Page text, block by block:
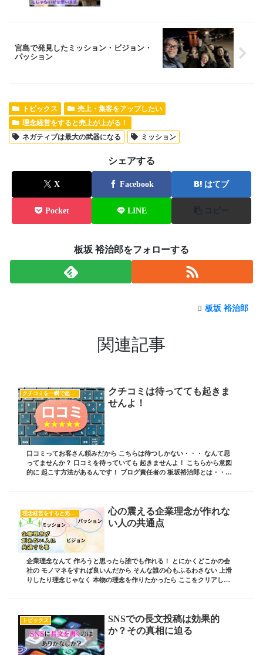
宮島で発見したミッション・ビジョン・
パッション
トピックス
売上・集客をアップしたい
理念経営をすると売上が上がる！
ネガティブは最大の武器になる
ミッション
シェアする
X Facebook はてブ
Pocket LINE
板坂 裕治郎をフォローする
板坂 裕治郎
関連記事
クチコミを一瞬で起こす方法
クチコミは待ってても起きま
せんよ！
口コミってお客さん頼みだから こちらは待つしかない・・・ なんて思
ってませんか？ 口コミを待っていても 起きませんよ！ こちらから意図
的に 起こす方法があるんです！ ブログ責任者の 板坂裕治郎とは・・・
理念経営をすると売上が上がる！
心の震える企業理念が作れな
い人の共通点
企業理念なんて 作ろうと思ったら誰でも作れる！ とにかくどこかの会
社の モノマネをすれば良いんだから そんな誰の心もふるわさない 上滑
りしたり理念じゃなく 本物の理念を作りたかったら ここをクリアしな
トピックス
SNSでの長文投稿は効果的
か？その真相に迫る